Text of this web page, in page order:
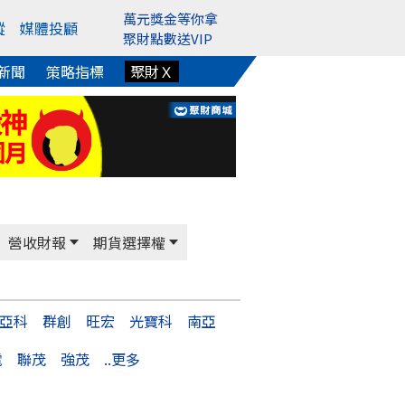
媒體投顧
萬元獎金等你拿
聚財點數送VIP
聞 策略指標 聚財Ｘ
營收財報 期貨選擇權
科 群創 旺宏 光寶科
南亞
聯茂 強茂 ..更多